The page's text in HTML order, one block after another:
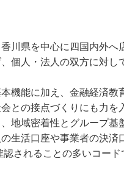
川県を中心に四国内外へ
個人・法人の双方に対し
機能に加え、金融経済教
との接点づくりにも力を
地域密着性とグループ基
生活口座や事業者の決済
されることの多いコード